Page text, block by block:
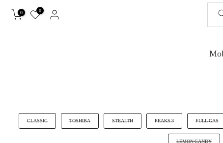
0
0
FULL GAS
3 PEAKS
STEALTH
TOSHIBA
CLASSIC
LEMON CANDY